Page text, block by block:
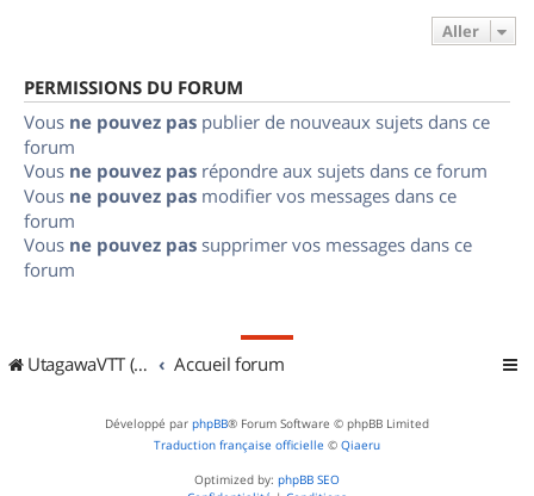
Aller
PERMISSIONS DU FORUM
Vous ne pouvez pas publier de nouveaux sujets dans ce
forum
Vous ne pouvez pas répondre aux sujets dans ce forum
Vous ne pouvez pas modifier vos messages dans ce
forum
Vous ne pouvez pas supprimer vos messages dans ce
forum
UtagawaVTT (Randos VTT et VTTAE avec traces GPS) Accueil forum
Développé par phpBB® Forum Software © phpBB Limited
Traduction française officielle © Qiaeru
Optimized by: phpBB SEO